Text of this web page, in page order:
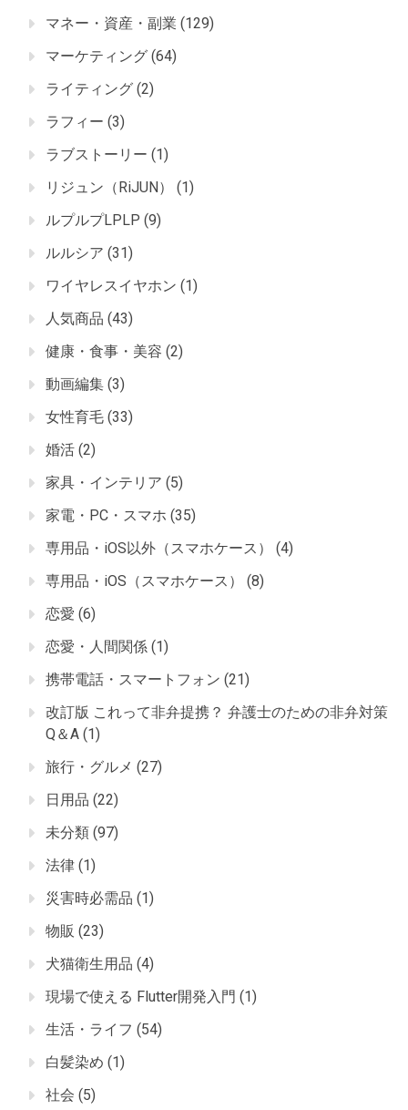
マネー・資産・副業 (129)
マーケティング (64)
ライティング (2)
ラフィー (3)
ラブストーリー (1)
リジュン（RiJUN）
(1)
ルプルプLPLP (9)
ルルシア (31)
ワイヤレスイヤホン (1)
人気商品 (43)
健康・食事・美容 (2)
動画編集 (3)
女性育毛 (33)
婚活 (2)
家具・インテリア (5)
家電・PC・スマホ (35)
専用品・iOS以外（スマホケース）
(4)
専用品・iOS（スマホケース）
(8)
恋愛 (6)
恋愛・人間関係 (1)
携帯電話・スマートフォン (21)
改訂版 これって非弁提携？ 弁護士のための非弁対策
Q＆A (1)
旅行・グルメ (27)
日用品 (22)
未分類 (97)
法律 (1)
災害時必需品 (1)
物販 (23)
犬猫衛生用品 (4)
現場で使える Flutter開発入門 (1)
生活・ライフ (54)
白髪染め (1)
社会 (5)